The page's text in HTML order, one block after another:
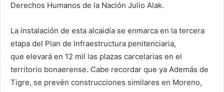
Derechos Humanos de la Nación Julio Alak.
La instalación de esta alcaidía se enmarca en la tercera
etapa del Plan de Infraestructura penitenciaria,
que elevará en 12 mil las plazas carcelarias en el
territorio bonaerense. Cabe recordar que ya Además de
Tigre, se prevén construcciones similares en Moreno,